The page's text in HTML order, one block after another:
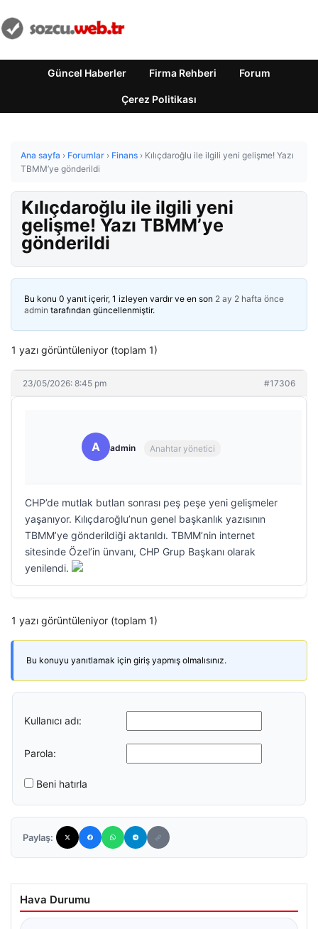
Güncel Haberler Firma Rehberi Forum
Çerez Politikası
Ana sayfa › Forumlar › Finans › Kılıçdaroğlu ile ilgili yeni gelişme! Yazı
TBMM’ye gönderildi
Kılıçdaroğlu ile ilgili yeni
gelişme! Yazı TBMM’ye
gönderildi
Bu konu 0 yanıt içerir, 1 izleyen vardır ve en son 2 ay 2 hafta önce
admin tarafından güncellenmiştir.
1 yazı görüntüleniyor (toplam 1)
23/05/2026: 8:45 pm #17306
A admin Anahtar yönetici
CHP’de mutlak butlan sonrası peş peşe yeni gelişmeler
yaşanıyor. Kılıçdaroğlu’nun genel başkanlık yazısının
TBMM’ye gönderildiği aktarıldı. TBMM’nin internet
sitesinde Özel’in ünvanı, CHP Grup Başkanı olarak
yenilendi.
1 yazı görüntüleniyor (toplam 1)
Bu konuyu yanıtlamak için giriş yapmış olmalısınız.
Kullanıcı adı:
Parola:
Beni hatırla
Paylaş:
Hava Durumu